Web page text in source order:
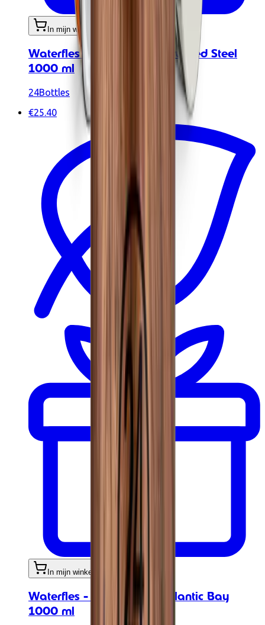
In mijn winkelwagen
Waterfles - Urban Bottle Brushed Steel
1000 ml
24Bottles
€25.40
In mijn winkelwagen
Waterfles - Urban Bottle Atlantic Bay
1000 ml